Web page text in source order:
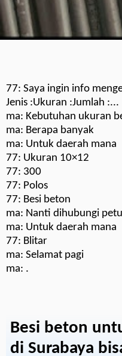
77: Saya ingin info
Jenis :Ukuran :Jumlah :...
ma: Kebutuhan ukuran
ma: Berapa banyak
ma: Untuk daerah mana
77: Ukuran 10×12
77: 300
77: Polos
77: Besi beton
ma: Nanti dihubungi
ma: Untuk daerah mana
77: Blitar
ma: Selamat pagi
ma: .
Besi beton
di Surabaya